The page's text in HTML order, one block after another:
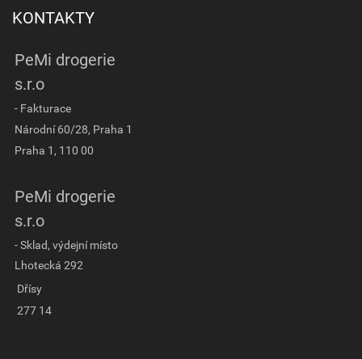
KONTAKTY
PeMi drogerie
s.r.o
- Fakturace
Národní 60/28, Praha 1
Praha 1, 110 00
PeMi drogerie
s.r.o
- Sklad, výdejní místo
Lhotecká 292
Dřísy
277 14